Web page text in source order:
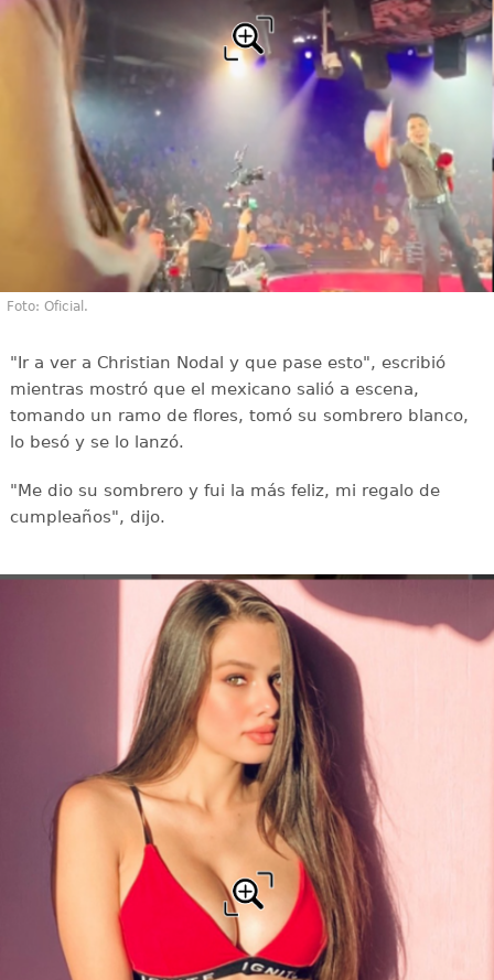
Foto: Oficial.
"Ir a ver a Christian Nodal y que pase esto", escribió
mientras mostró que el mexicano salió a escena,
tomando un ramo de flores, tomó su sombrero blanco,
lo besó y se lo lanzó.
"Me dio su sombrero y fui la más feliz, mi regalo de
cumpleaños", dijo.